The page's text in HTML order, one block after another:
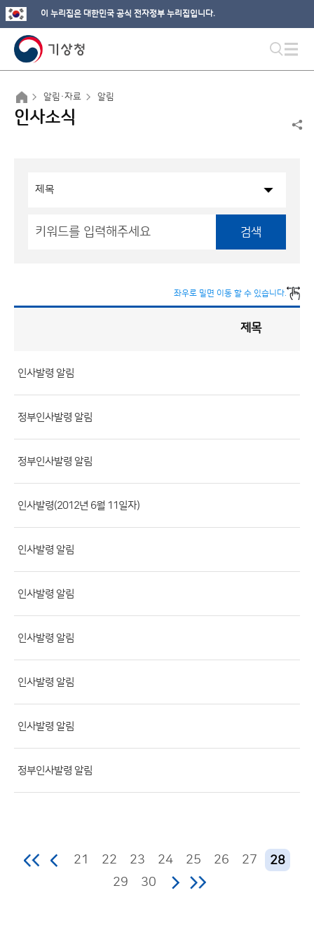
이 누리집은 대한민국 공식 전자정부 누리집입니다.
알림·자료 알림
인사소식
검색
좌우로 밀면 이동 할 수 있습니다.
목
록
제
목,
등
부
파
일,
회
수)
제목
인사발령 알림
정부인사발령 알림
정부인사발령 알림
인사발령(2012년 6월 11일자)
인사발령 알림
인사발령 알림
인사발령 알림
인사발령 알림
인사발령 알림
정부인사발령 알림
21 22 23 24 25 26 27
28
29
30